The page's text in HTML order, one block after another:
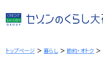
容
を
キトップページ 暮らし 節約・オトク